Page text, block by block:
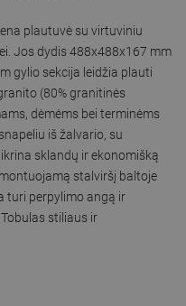
plautuvė su virtuviniu
Jos dydis 488x488x167 mm
gylio sekcija leidžia plauti
(80% granitinės
dėmėms bei terminėms
iš žalvario, su
sklandų ir ekonomišką
stalviršį baltoje
turi perpylimo angą ir
stiliaus ir